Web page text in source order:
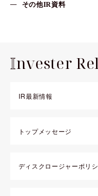
その他IR資料
Invester
IR最新情報
トップメッセージ
ディスクロージャーポリ